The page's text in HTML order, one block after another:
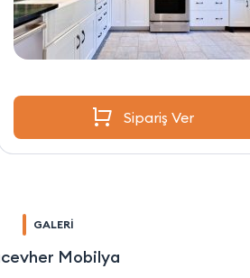
Sipariş Ver
GALERİ
Mobilya